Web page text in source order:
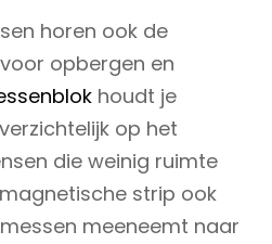
horen ook de
voor opbergen en
houdt je
op het
die weinig ruimte
strip ook
meeneemt naar